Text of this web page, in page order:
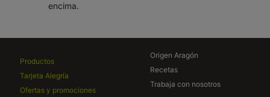
encima.
Productos
Tarjeta Alegría
Ofertas y promociones
Origen Aragón
Recetas
Trabaja con nosotros